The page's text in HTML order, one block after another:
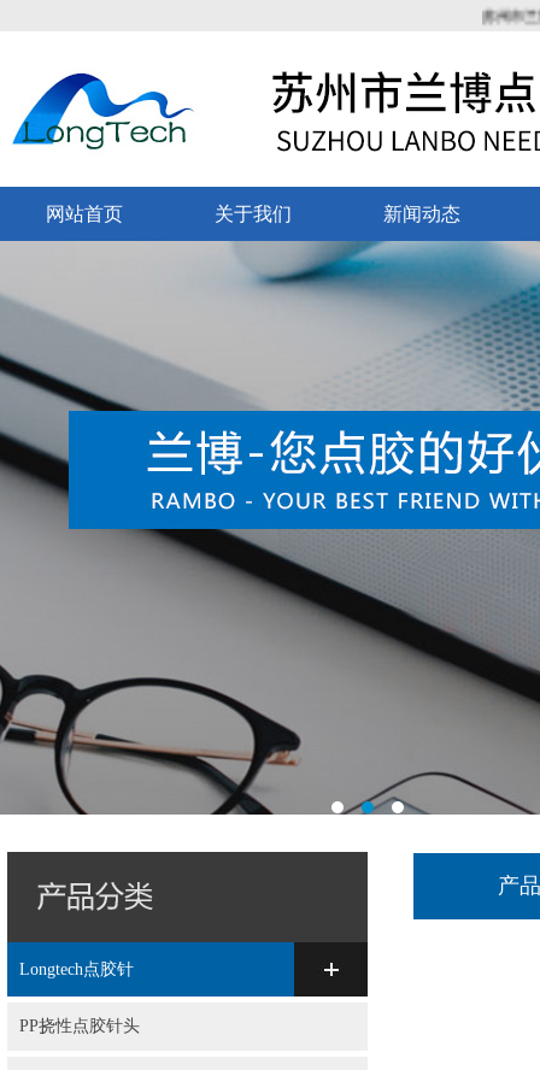
苏州市兰博点胶
网站首页 关于我们 新闻动态
Longtech点胶针
PP挠性点胶针头
产